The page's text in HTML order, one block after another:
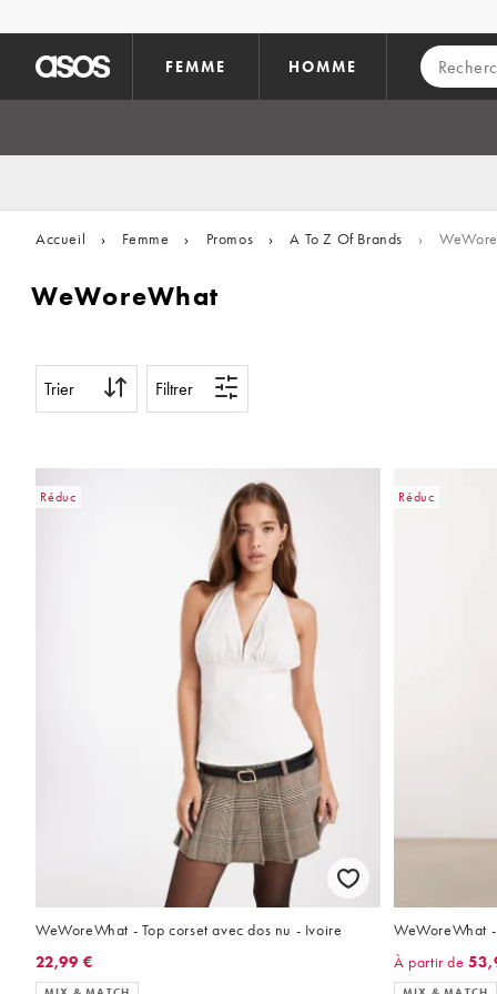
FEMME HOMME
Accueil › Femme › Promos › A To Z Of Brands ›
WeWoreWhat
Trier Filtrer
Réduc
WeWoreWhat - Top corset avec dos nu - Ivoire
22,99 €
Réduc
WeWoreWhat
À partir de